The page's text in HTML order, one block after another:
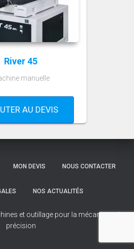
River 45
manuelle
AU DEVIS
MON DEVIS NOUS CONTACTER
NOS ACTUALITÉS
et outillage pour la mécanique de
précision